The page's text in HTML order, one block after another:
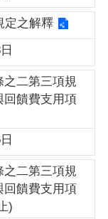
定之解釋
之二第三項規
回饋費支用項
之二第三項規
回饋費支用項
)